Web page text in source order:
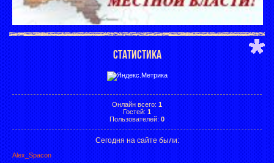
СТАТИСТИКА
Онлайн всего: 1
Гостей: 1
Пользователей: 0
Сегодня на сайте были:
Alex_Spacon